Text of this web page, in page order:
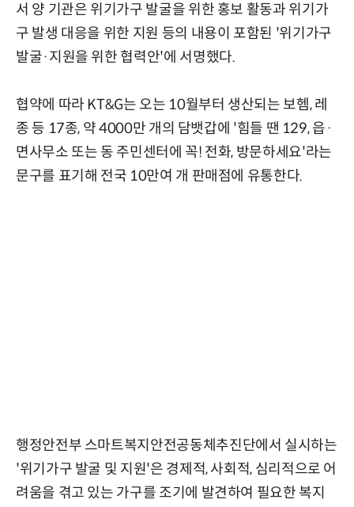
서 양 기관은 위기가구 발굴을 위한 홍보 활동과 위기가
구 발생 대응을 위한 지원 등의 내용이 포함된 '위기가구
발굴·지원을 위한 협력안'에 서명했다.
협약에 따라 KT&G는 오는 10월부터 생산되는 보헴, 레
종 등 17종, 약 4000만 개의 담뱃갑에 '힘들 땐 129, 읍·
면사무소 또는 동 주민센터에 꼭! 전화, 방문하세요'라는
문구를 표기해 전국 10만여 개 판매점에 유통한다.
행정안전부 스마트복지안전공동체추진단에서 실시하는
'위기가구 발굴 및 지원'은 경제적, 사회적, 심리적으로 어
려움을 겪고 있는 가구를 조기에 발견하여 필요한 복지